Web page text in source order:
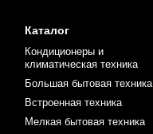
Каталог
Кондиционеры и
климатическая техника
Большая бытовая техника
Встроенная техника
Мелкая бытовая техника